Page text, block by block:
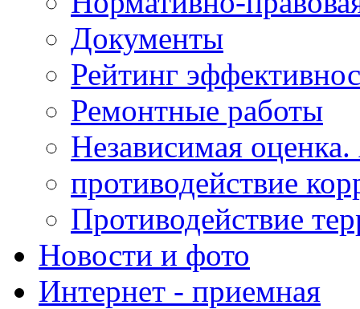
Документы
Рейтинг
Ремонтные работы
Независимая
противодействие
Противодействие
Новости и фото
Интернет - приемная